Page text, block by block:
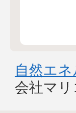
自然エ
会社マ